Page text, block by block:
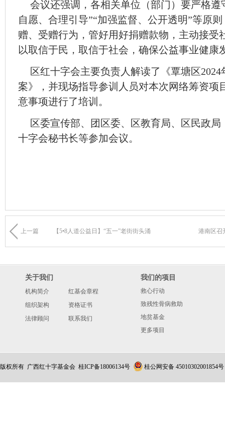
会议还强调，各相关单位（部门）要严格
自愿、合理引导”“加强监督、公开透明”等原
赠、受赠行为，管好用好捐赠款物，主动接受
以取信于民，取信于社会，确保公益事业健康
区红十字会主要负责人解读了《覃塘区2024
案》，并现场指导参训人员对本次网络筹资项
意事项进行了培训。
区委宣传部、团区委、区教育局、区民政
十字会秘书长等参加会议。
上一篇 【5•8人道公益日】“五一”老街街头涌 港南区召
关于我们
机构简介
红基会章程
组织架构
资格证书
法律顾问
联系我们
我们的项目
救心行动
致残性骨病救助
地贫基金
更多项目
版权所有 广西红十字基金会 桂ICP备18006134号 桂公网安备 45010302001854号